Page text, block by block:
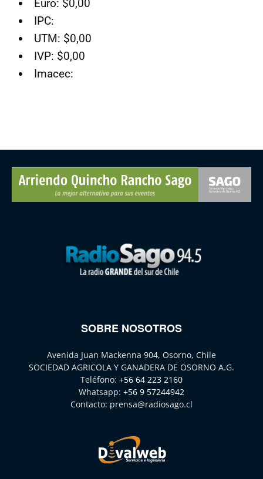
Euro: $0,00
IPC:
UTM: $0,00
IVP: $0,00
Imacec:
SOBRE NOSOTROS
Avenida Juan Mackenna 904, Osorno, Chile
SOCIEDAD AGRICOLA Y GANADERA DE OSORNO A.G.
Teléfono: +56 64 223 2160
Whatsapp: +56 9 57244942
Contacto: prensa@radiosago.cl